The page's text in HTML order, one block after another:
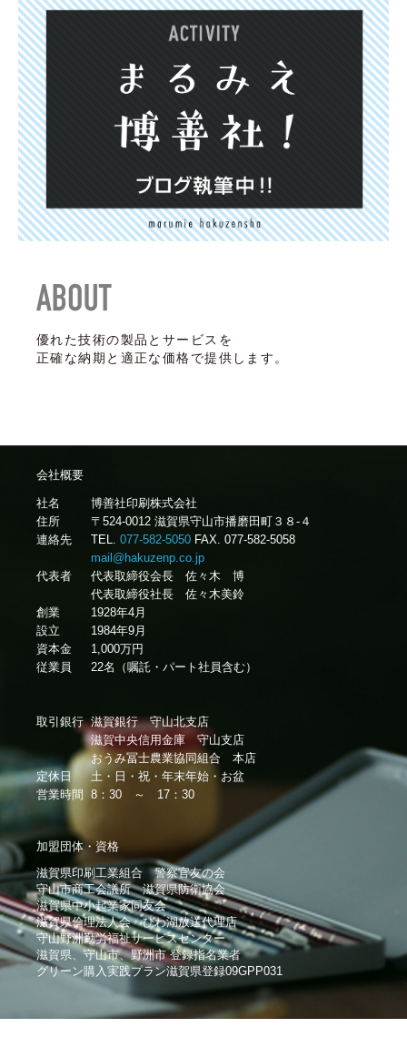
優れた技術の製品とサービスを
正確な納期と適正な価格で提供します。
会社概要
社名
博善社印刷株式会社
住所
〒524-0012 滋賀県守山市播磨田町３８-４
連絡先
TEL. 077-582-5050 FAX. 077-582-5058
mail@hakuzenp.co.jp
代表者
代表取締役会長 佐々木 博
代表取締役社長 佐々木美鈴
創業
1928年4月
設立
1984年9月
資本金
1,000万円
従業員
22名（嘱託・パート社員含む）
取引銀行 滋賀銀行 守山北支店
滋賀中央信用金庫 守山支店
おうみ冨士農業協同組合 本店
定休日
土・日・祝・年末年始・お盆
営業時間
8：30 ～ 17：30
加盟団体・資格
滋賀県印刷工業組合 警察官友の会
守山市商工会議所 滋賀県防衛協会
滋賀県中小起業家同友会
滋賀県倫理法人会 びわ湖放送代理店
守山野洲勤労福祉サービスセンター
滋賀県、守山市、野洲市 登録指名業者
グリーン購入実践プラン滋賀県登録09GPP031